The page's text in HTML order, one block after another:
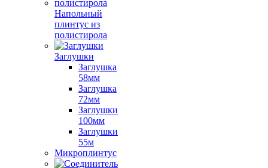
Напольный
плинтус из
полистирола
Заглушки
Заглушка
58мм
Заглушка
72мм
Заглушки
100мм
Заглушки
55м
Микроплинтус